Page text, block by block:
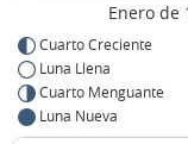
Enero de
Cuarto Creciente
Luna Llena
Cuarto Menguante
Luna Nueva